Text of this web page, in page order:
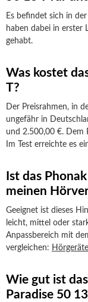
Es befindet sich in
haben dabei in erster
gehabt.
Was kostet
T?
Der Preisrahmen, in
ungefähr in
und 2.500,00 €. Dem
Im Test erreichte es
Ist das
meinen
Geeignet ist dieses
leicht, mittel oder
Anpassbereich mit
vergleichen:
Wie gut ist
Paradise 50